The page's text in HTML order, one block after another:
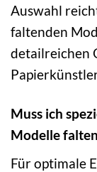
Auswahl
faltenden
detailreichen
Muss ich
Modelle
Für optimale